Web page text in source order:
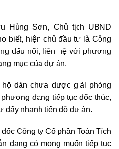
Hùng Sơn, Chủ tịch UBND
biết, hiện chủ đầu tư là Công
đấu nối, liên hệ với phường
mục của dự án.
dân chưa được giải phóng
đang tiếp tục đốc thúc,
đẩy nhanh tiến độ dự án.
Công ty Cổ phần Toàn Tích
đang có mong muốn tiếp tục